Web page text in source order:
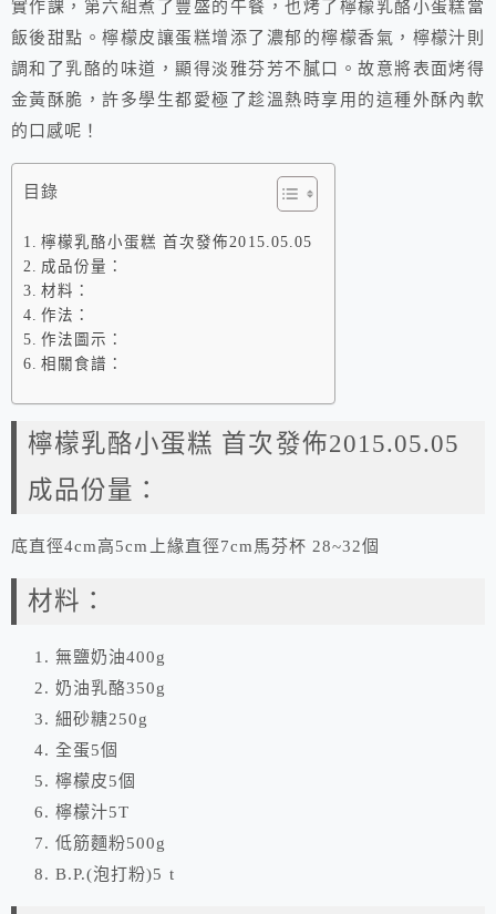
實作課，第六組煮了豐盛的午餐，也烤了檸檬乳酪小蛋糕當
飯後甜點 。檸檬皮讓蛋糕增添了濃郁的檸檬香氣，檸檬汁則
調和了乳酪的味道，顯得淡雅芬芳不膩口。故意將表面烤得
金黃酥脆，許多學生都愛極了趁溫熱時享用的這種外酥內軟
的口感呢！
目錄
檸檬乳酪小蛋糕 首次發佈2015.05.05
成品份量：
材料：
作法：
作法圖示：
相關食譜：
檸檬乳酪小蛋糕 首次發佈2015.05.05
成品份量：
底直徑4cm高5cm上緣直徑7cm馬芬杯 28~32個
材料：
無鹽奶油400g
奶油乳酪350g
細砂糖250g
全蛋5個
檸檬皮5個
檸檬汁5T
低筋麵粉500g
B.P.(泡打粉)5 t